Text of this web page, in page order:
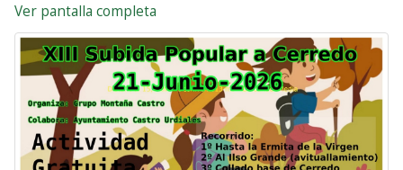
Ver pantalla completa